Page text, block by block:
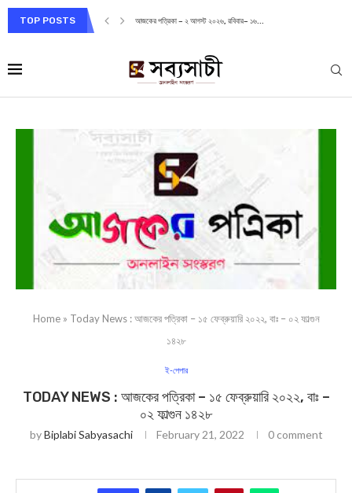
TOP POSTS আজকের পত্রিকা – ২ আগস্ট ২০২৬, রবিবার– ১৬...
Home» Today News : আজকের পত্রিকা – ১৫ ফেব্রুয়ারি ২০২২, বাঃ – ০২ ফাল্গুন
১৪২৮
ই-পেপার
TODAY NEWS : আজকের পত্রিকা – ১৫ ফেব্রুয়ারি ২০২২, বাঃ –
০২ ফাল্গুন ১৪২৮
byBiplabi Sabyasachi February 21, 2022 0 comment